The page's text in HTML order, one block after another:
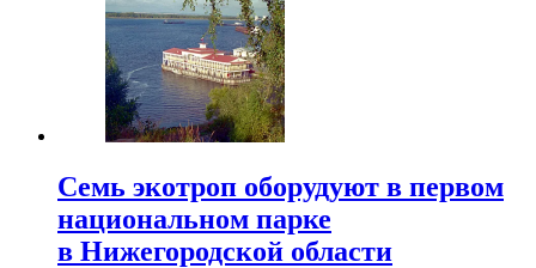
Семь экотроп оборудуют в первом
национальном парке
в Нижегородской области